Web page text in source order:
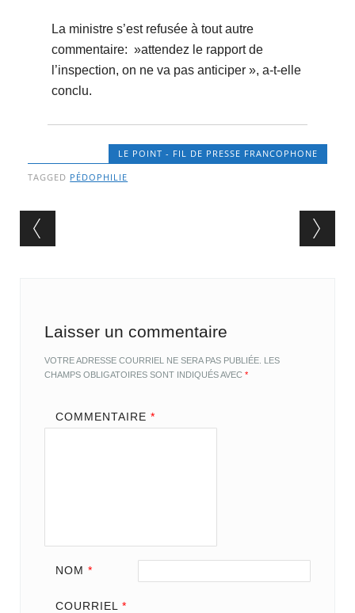
La ministre s’est refusée à tout autre
commentaire: »attendez le rapport de
l’inspection, on ne va pas anticiper », a-t-elle
conclu.
LE POINT - FIL DE PRESSE FRANCOPHONE
TAGGED PÉDOPHILIE
Post navigation
Laisser un commentaire
VOTRE ADRESSE COURRIEL NE SERA PAS PUBLIÉE. LES
CHAMPS OBLIGATOIRES SONT INDIQUÉS AVEC*
COMMENTAIRE *
NOM *
COURRIEL *